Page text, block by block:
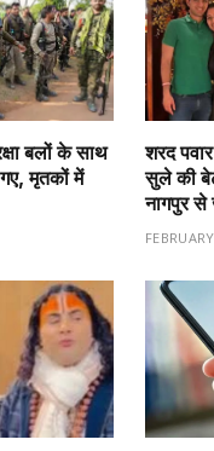
बलों के साथ
मृतकों में
शरद
सुले की
नागपुर से